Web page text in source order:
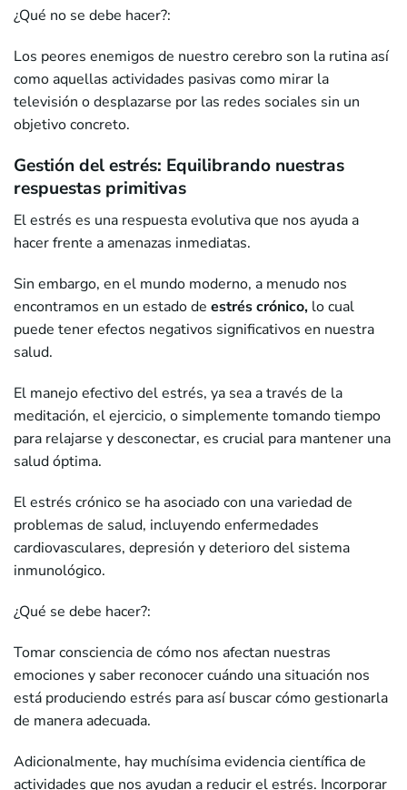
¿Qué no se debe hacer?:
Los peores enemigos de nuestro cerebro son la rutina así
como aquellas actividades pasivas como mirar la
televisión o desplazarse por las redes sociales sin un
objetivo concreto.
Gestión del estrés: Equilibrando nuestras
respuestas primitivas
El estrés es una respuesta evolutiva que nos ayuda a
hacer frente a amenazas inmediatas.
Sin embargo, en el mundo moderno, a menudo nos
encontramos en un estado de estrés crónico, lo cual
puede tener efectos negativos significativos en nuestra
salud.
El manejo efectivo del estrés, ya sea a través de la
meditación, el ejercicio, o simplemente tomando tiempo
para relajarse y desconectar, es crucial para mantener una
salud óptima.
El estrés crónico se ha asociado con una variedad de
problemas de salud, incluyendo enfermedades
cardiovasculares, depresión y deterioro del sistema
inmunológico.
¿Qué se debe hacer?:
Tomar consciencia de cómo nos afectan nuestras
emociones y saber reconocer cuándo una situación nos
está produciendo estrés para así buscar cómo gestionarla
de manera adecuada.
Adicionalmente, hay muchísima evidencia científica de
actividades que nos ayudan a reducir el estrés. Incorporar